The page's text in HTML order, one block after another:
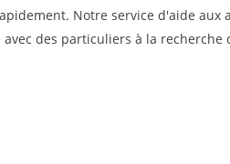
Notre service d'aide aux
des particuliers à la